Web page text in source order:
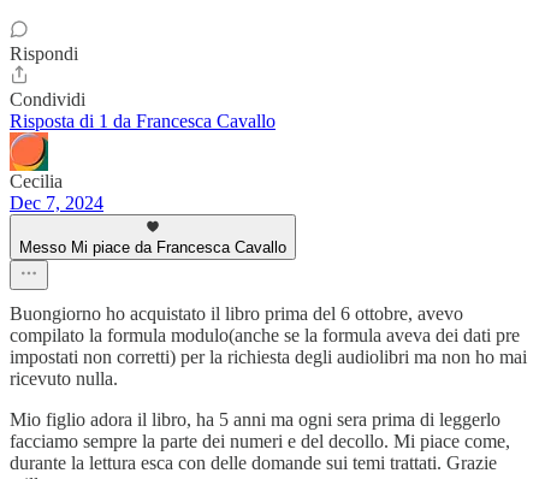
Rispondi
Condividi
Risposta di 1 da Francesca Cavallo
Cecilia
Dec 7, 2024
Messo Mi piace da Francesca Cavallo
Buongiorno ho acquistato il libro prima del 6 ottobre, avevo
compilato la formula modulo(anche se la formula aveva dei dati pre
impostati non corretti) per la richiesta degli audiolibri ma non ho mai
ricevuto nulla.
Mio figlio adora il libro, ha 5 anni ma ogni sera prima di leggerlo
facciamo sempre la parte dei numeri e del decollo. Mi piace come,
durante la lettura esca con delle domande sui temi trattati. Grazie